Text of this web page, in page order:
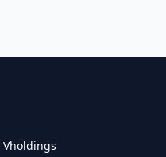
Vholdings